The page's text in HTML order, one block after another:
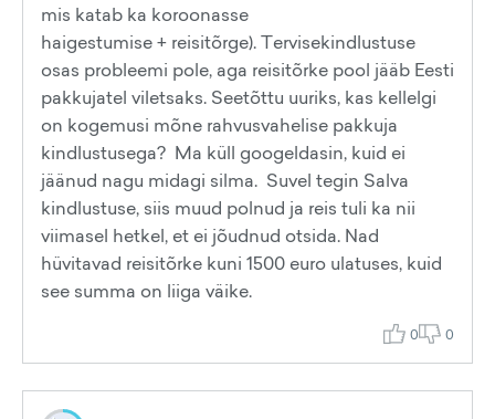
mis katab ka koroonasse
haigestumise + reisitõrge). Tervisekindlustuse
osas probleemi pole, aga reisitõrke pool jääb Eesti
pakkujatel viletsaks. Seetõttu uuriks, kas kellelgi
on kogemusi mõne rahvusvahelise pakkuja
kindlustusega? Ma küll googeldasin, kuid ei
jäänud nagu midagi silma. Suvel tegin Salva
kindlustuse, siis muud polnud ja reis tuli ka nii
viimasel hetkel, et ei jõudnud otsida. Nad
hüvitavad reisitõrke kuni 1500 euro ulatuses, kuid
see summa on liiga väike.
0 0